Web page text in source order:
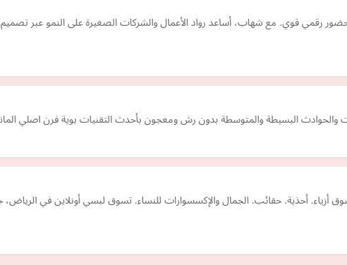
رقمي قوي. مع شهاب، أساعد رواد الأعمال والشركات الصغيرة على النمو عبر
والحوادث البسيطة والمتوسطة بدون رش ومعجون بأحدث التقنيات بوية فرن اصلي
أزياء. أحذية. حقائب. الجمال والإكسسوارات للنساء. تسوق لبسي أونلاين في